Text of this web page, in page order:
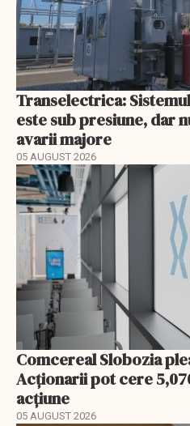
Transelectrica:
este sub presiune, dar
avarii majore
05 AUGUST 2026
Comcereal Slobozia
Acționarii pot cere
acțiune
05 AUGUST 2026